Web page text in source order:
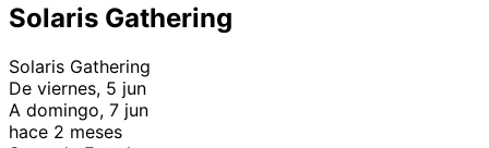
Solaris Gathering
Solaris Gathering
De viernes, 5 jun
A domingo, 7 jun
hace 2 meses